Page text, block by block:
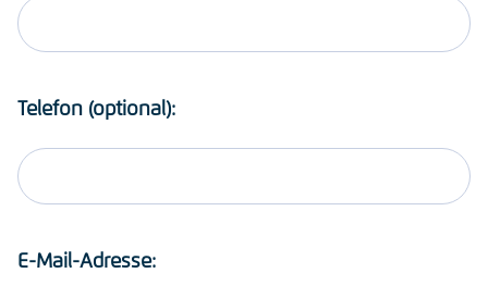
Telefon (optional):
E-Mail-Adresse: